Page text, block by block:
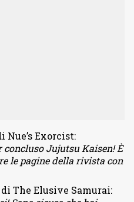
Nue’s Exorcist:
Jujutsu Kaisen! È
le pagine della rivista con
The Elusive Samurai: